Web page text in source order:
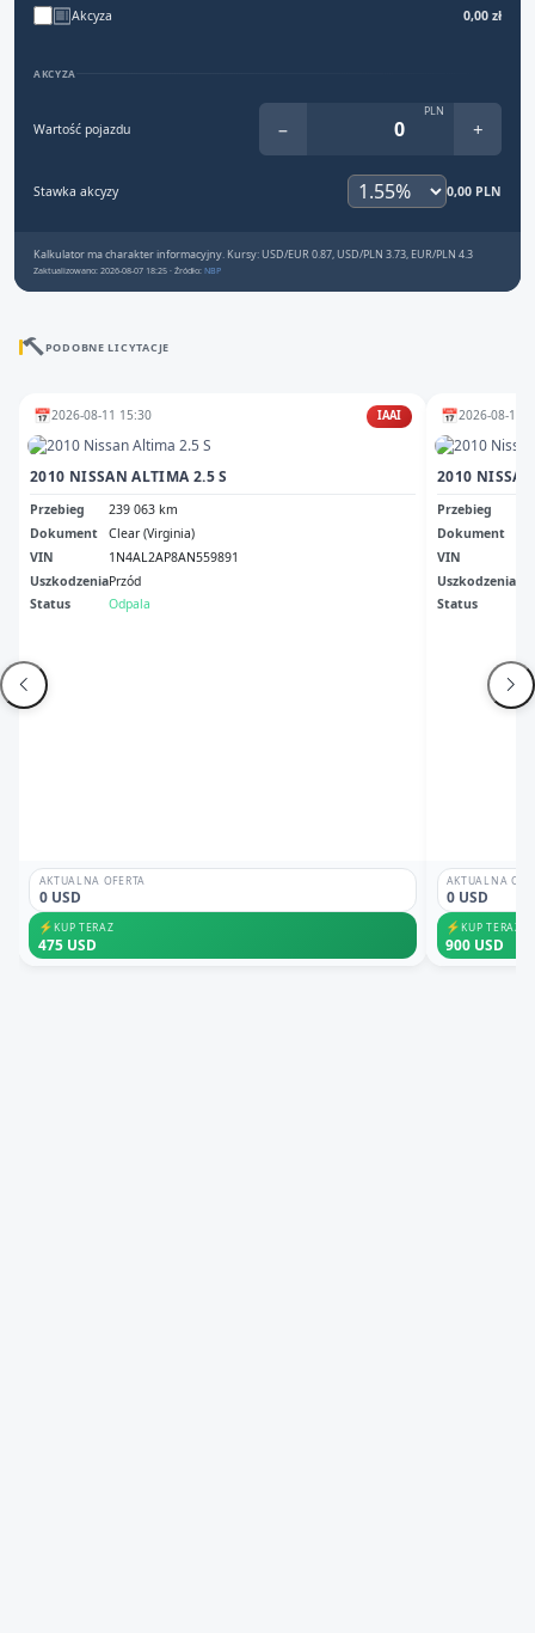
Akcyza 0,00 zł
AKCYZA
Wartość pojazdu −
PLN
+
Stawka akcyzy 0,00 PLN
Kalkulator ma charakter informacyjny. Kursy: USD/EUR 0.87, USD/PLN 3.73, EUR/PLN 4.3
Zaktualizowano: 2026-08-07 18:25 · Źródło: NBP
PODOBNE LICYTACJE
📅2026-08-11 15:30 IAAI
2010 NISSAN ALTIMA 2.5 S
Przebieg
239 063 km
Dokument
Clear (Virginia)
VIN
1N4AL2AP8AN559891
UszkodzeniaPrzód
Status
Odpala
AKTUALNA OFERTA
0 USD
⚡KUP TERAZ
475 USD
📅2026-08-13
2010
Przebieg
Dokument
VIN
Uszkodzenia
Status
AKTUALNA
0 USD
⚡KUP TERAZ
900 USD